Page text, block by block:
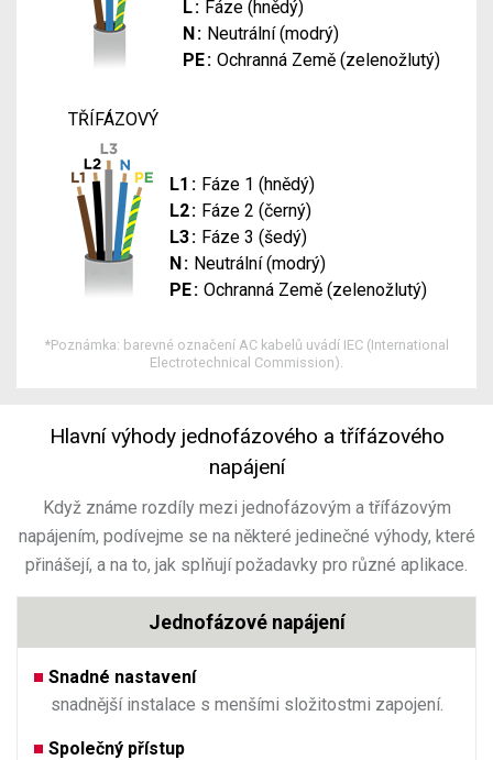
L
Fáze (hnědý)
N
Neutrální (modrý)
PE Ochranná Země (zelenožlutý)
TŘÍFÁZOVÝ
L1
Fáze 1 (hnědý)
L2
Fáze 2 (černý)
L3
Fáze 3 (šedý)
N
Neutrální (modrý)
PE Ochranná Země (zelenožlutý)
*Poznámka: barevné označení AC kabelů uvádí IEC (International
Electrotechnical Commission).
Hlavní výhody jednofázového a třífázového
napájení
Když známe rozdíly mezi jednofázovým a třífázovým
napájením, podívejme se na některé jedinečné výhody, které
přinášejí, a na to, jak splňují požadavky pro různé aplikace.
Jednofázové napájení
Snadné nastavení
snadnější instalace s menšími složitostmi zapojení.
Společný přístup